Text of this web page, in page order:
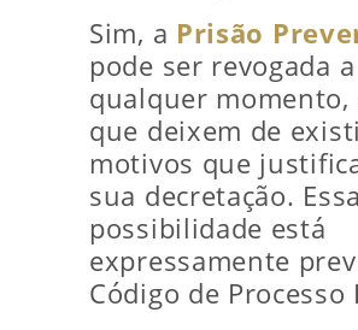
Sim, a Prisão
pode ser revogada a
qualquer momento,
que deixem de
motivos que
sua decretação. Essa
possibilidade está
expressamente
Código de Processo